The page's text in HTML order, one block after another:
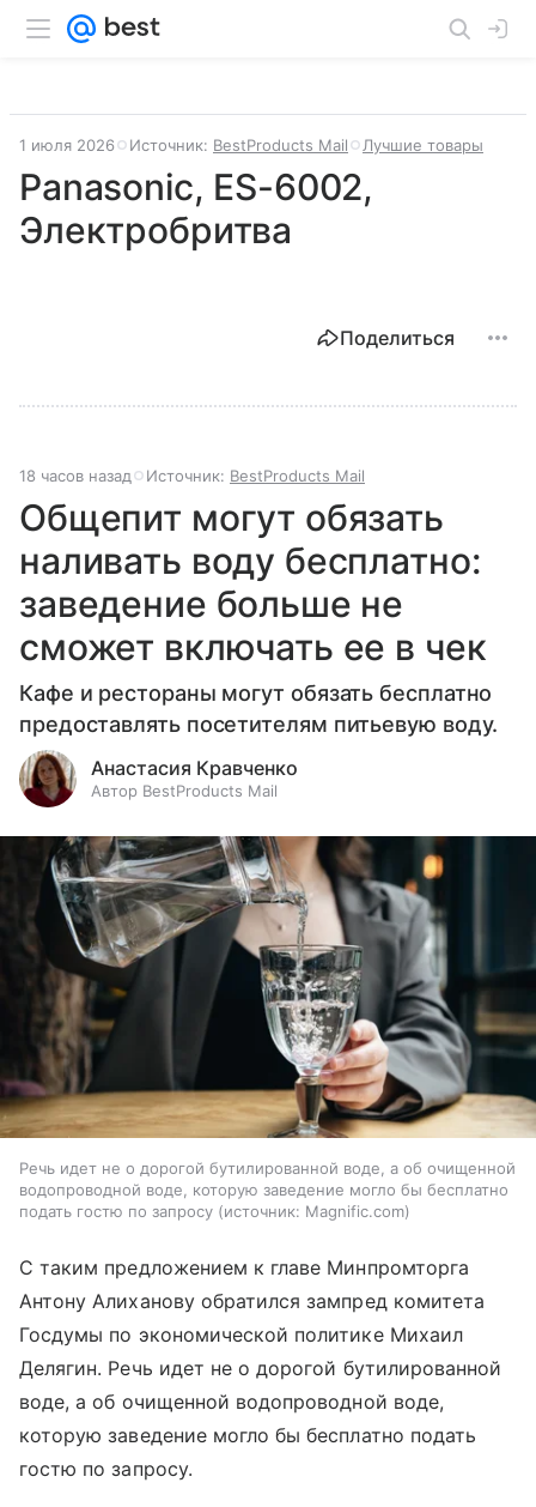
1 июля 2026 Источник: BestProducts Mail Лучшие товары
Panasonic, ES-6002,
Электробритва
Поделиться
18 часов назад Источник: BestProducts Mail
Общепит могут обязать
наливать воду бесплатно:
заведение больше не
сможет включать ее в чек
Кафе и рестораны могут обязать бесплатно
предоставлять посетителям питьевую воду.
Анастасия Кравченко
Автор BestProducts Mail
Речь идет не о дорогой бутилированной воде, а об очищенной
водопроводной воде, которую заведение могло бы бесплатно
подать гостю по запросу
источник: Magnific.com
С таким предложением к главе Минпромторга
Антону Алиханову обратился зампред комитета
Госдумы по экономической политике Михаил
Делягин. Речь идет не о дорогой бутилированной
воде, а об очищенной водопроводной воде,
которую заведение могло бы бесплатно подать
гостю по запросу.